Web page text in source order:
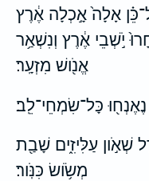
אָלָה֙ אָ֣כְלָה אֶ֔רֶץ
יֹ֣שְׁבֵי אֶ֔רֶץ וְנִשְׁאַ֥ר
אֱנֹ֖ושׁ מִזְעָֽר׃
כָּל־שִׂמְחֵי־לֵֽב׃
עַלִּיזִ֑ים שָׁבַ֖ת
מְשֹׂ֥ושׂ כִּנֹּֽור׃